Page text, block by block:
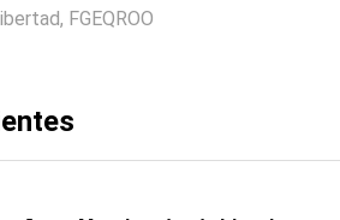
, FGEQROO